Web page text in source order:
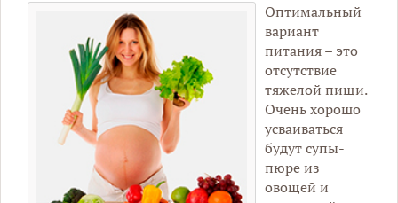
Оптимальный
вариант
питания – это
отсутствие
тяжелой пищи.
Очень хорошо
усваиваться
будут супы-
пюре из
овощей и